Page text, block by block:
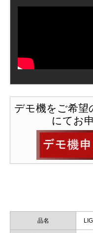
デモ機をご希望
にてお
品名